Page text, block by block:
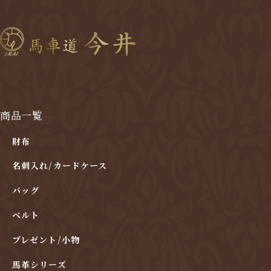
商品一覧
財布
名刺入れ/カードケース
バッグ
ベルト
プレゼント/小物
馬革シリーズ